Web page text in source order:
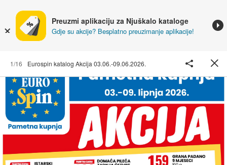
Preuzmi aplikaciju za Njuškalo kataloge
Gdje su akcije? Besplatno preuzimanje aplikacije!
1/16 Eurospin katalog Akcija 03.06.-09.06.2026.